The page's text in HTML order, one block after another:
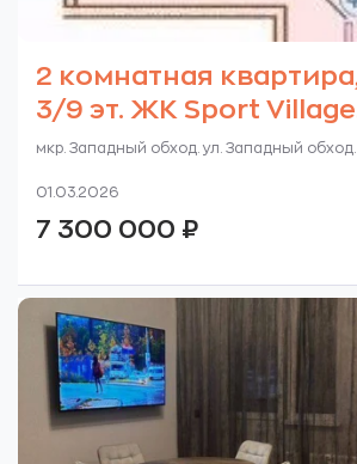
2 комнатная
3/9 эт. ЖК Sport
мкр. Западный обход. ул. Западный обход.
01.03.2026
7 300 000 ₽